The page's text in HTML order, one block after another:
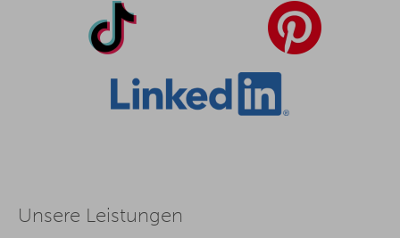
Unsere Leistungen